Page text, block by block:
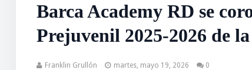
Barca Academy RD se
Prejuvenil 2025-2026 de
Franklin Grullón martes, mayo 19, 2026 0